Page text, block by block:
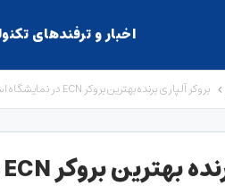
اخبار و ترفندهای
بروکر آلپاری برنده بهترین بروکر ECN در نمایشگاه اسمارت ویژن مصر